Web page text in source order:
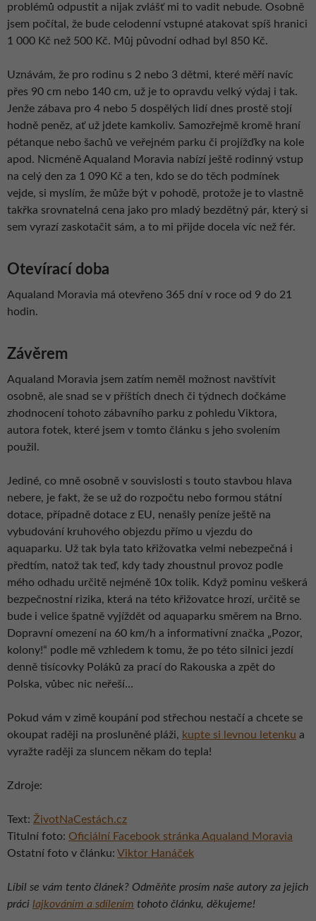
problémů odpustit a nijak zvlášť mi to vadit nebude. Osobně
jsem počítal, že bude celodenní vstupné atakovat spíš hranici
1 000 Kč než 500 Kč. Můj původní odhad byl 850 Kč.
Uznávám, že pro rodinu s 2 nebo 3 dětmi, které měří navíc
přes 90 cm nebo 140 cm, už je to opravdu velký výdaj i tak.
Jenže zábava pro 4 nebo 5 dospělých lidí dnes prostě stojí
hodně peněz, ať už jdete kamkoliv. Samozřejmě kromě hraní
pétanque nebo šachů ve veřejném parku či projížďky na kole
apod. Nicméně Aqualand Moravia nabízí ještě rodinný vstup
na celý den za 1 090 Kč a ten, kdo se do těch podmínek
vejde, si myslím, že může být v pohodě, protože je to vlastně
takřka srovnatelná cena jako pro mladý bezdětný pár, který si
sem vyrazí zaskotačit sám, a to mi přijde docela víc než fér.
Otevírací doba
Aqualand Moravia má otevřeno 365 dní v roce od 9 do 21
hodin.
Závěrem
Aqualand Moravia jsem zatím neměl možnost navštívit
osobně, ale snad se v příštích dnech či týdnech dočkáme
zhodnocení tohoto zábavního parku z pohledu Viktora,
autora fotek, které jsem v tomto článku s jeho svolením
použil.
Jediné, co mně osobně v souvislosti s touto stavbou hlava
nebere, je fakt, že se už do rozpočtu nebo formou státní
dotace, případně dotace z EU, nenašly peníze ještě na
vybudování kruhového objezdu přímo u vjezdu do
aquaparku. Už tak byla tato křižovatka velmi nebezpečná i
předtím, natož tak teď, kdy tady zhoustnul provoz podle
mého odhadu určitě nejméně 10x tolik. Když pominu veškerá
bezpečnostní rizika, která na této křižovatce hrozí, určitě se
bude i velice špatně vyjíždět od aquaparku směrem na Brno.
Dopravní omezení na 60 km/h a informativní značka „Pozor,
kolony!“ podle mě vzhledem k tomu, že po této silnici jezdí
denně tisícovky Poláků za prací do Rakouska a zpět do
Polska, vůbec nic neřeší…
Pokud vám v zimě koupání pod střechou nestačí a chcete se
okoupat raději na prosluněné pláži, kupte si levnou letenku a
vyražte raději za sluncem někam do tepla!
Zdroje:
Text: ŽivotNaCestách.cz
Titulní foto: Oficiální Facebook stránka Aqualand Moravia
Ostatní foto v článku: Viktor Hanáček
Líbil se vám tento článek? Odměňte prosím naše autory za jejich
práci lajkováním a sdílením tohoto článku, děkujeme!